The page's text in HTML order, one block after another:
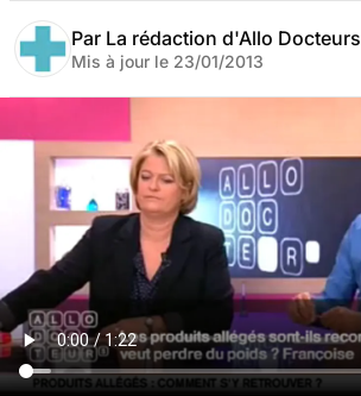
Par La rédaction d'Allo Docteurs
Mis à jour le 23/01/2013